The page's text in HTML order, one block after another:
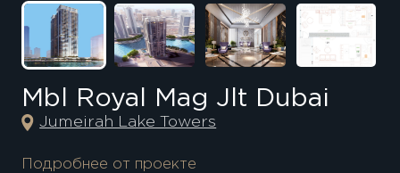
Mbl Royal Mag Jlt Dubai
Jumeirah Lake Towers
Подробнее от проекте